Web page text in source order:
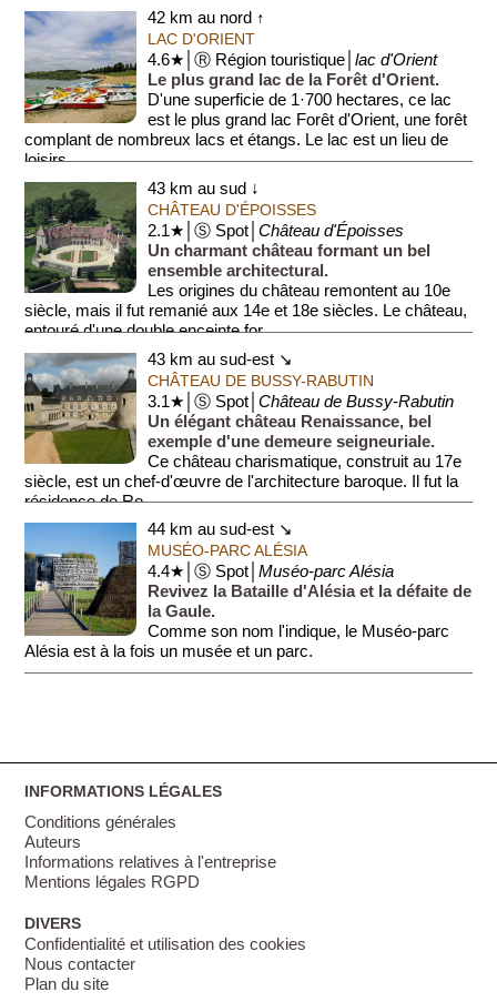
42 km au nord ↑
LAC D'ORIENT
4.6★│Ⓡ Région touristique│lac d'Orient
Le plus grand lac de la Forêt d'Orient.
D'une superficie de 1·700 hectares, ce lac
est le plus grand lac Forêt d'Orient, une forêt
complant de nombreux lacs et étangs. Le lac est un lieu de
loisirs...
43 km au sud ↓
CHÂTEAU D'ÉPOISSES
2.1★│Ⓢ Spot│Château d'Époisses
Un charmant château formant un bel
ensemble architectural.
Les origines du château remontent au 10e
siècle, mais il fut remanié aux 14e et 18e siècles. Le château,
entouré d'une double enceinte for...
43 km au sud-est ↘
CHÂTEAU DE BUSSY-RABUTIN
3.1★│Ⓢ Spot│Château de Bussy-Rabutin
Un élégant château Renaissance, bel
exemple d'une demeure seigneuriale.
Ce château charismatique, construit au 17e
siècle, est un chef-d'œuvre de l'architecture baroque. Il fut la
résidence de Ro...
44 km au sud-est ↘
MUSÉO-PARC ALÉSIA
4.4★│Ⓢ Spot│Muséo-parc Alésia
Revivez la Bataille d'Alésia et la défaite de
la Gaule.
Comme son nom l'indique, le Muséo-parc
Alésia est à la fois un musée et un parc.
INFORMATIONS LÉGALES
Conditions générales
Auteurs
Informations relatives à l'entreprise
Mentions légales RGPD
DIVERS
Confidentialité et utilisation des cookies
Nous contacter
Plan du site